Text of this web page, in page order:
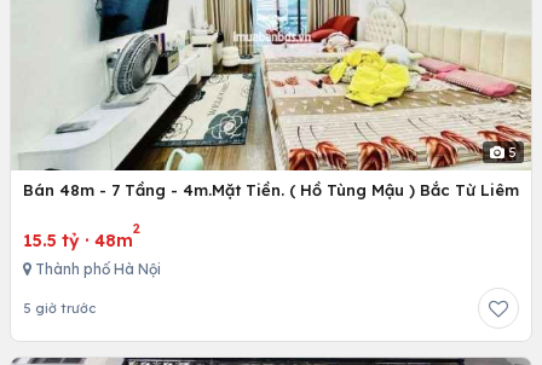
5
Bán 48m - 7 Tầng - 4m.Mặt Tiền. ( Hồ Tùng Mậu ) Bắc Từ Liêm
15.5 tỷ · 48m
2
Thành phố Hà Nội
5 giờ trước